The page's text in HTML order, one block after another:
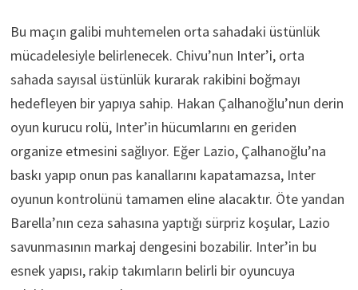
Bu maçın galibi muhtemelen orta sahadaki üstünlük
mücadelesiyle belirlenecek. Chivu’nun Inter’i, orta
sahada sayısal üstünlük kurarak rakibini boğmayı
hedefleyen bir yapıya sahip. Hakan Çalhanoğlu’nun derin
oyun kurucu rolü, Inter’in hücumlarını en geriden
organize etmesini sağlıyor. Eğer Lazio, Çalhanoğlu’na
baskı yapıp onun pas kanallarını kapatamazsa, Inter
oyunun kontrolünü tamamen eline alacaktır. Öte yandan
Barella’nın ceza sahasına yaptığı sürpriz koşular, Lazio
savunmasının markaj dengesini bozabilir. Inter’in bu
esnek yapısı, rakip takımların belirli bir oyuncuya